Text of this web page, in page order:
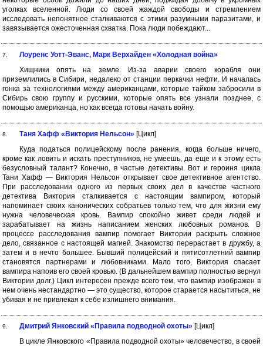
уголках вселенной. Люди со своей жаждой свободы и стремлением
исследовать непонятное сталкиваются с этими разумными паразитами, и
завязывается ожесточенная схватка. Пока люди побеждают...
7.
Лоуренс Уотт-Эванс, Марк Верхайден «Холодная война»
Хищники опять на земле. Из-за аварии своего корабля они
приземлились в Сибири, недалеко от станции перкачки нефти. И началась
гонка за технологиями между американцами, которые тайком забросили в
Сибирь свою группу и русскими, которые опять все узнали позднее, с
помощью американца, но как всегда готовы начать войну.
8. Таня Хафф «Виктория Нельсон» [Цикл]
Куда податься полицейскому после ранения, когда больше ничего,
кроме как ловить и искать преступников, не умеешь, да еще и к этому есть
безусловный талант? Конечно, в частые детективы. Вот и героиня цикла
Тани Хафф — Виктория Нельсон открывает свое детективное агентство.
При расследовании одного из первых своих дел в качестве частного
детектива Виктория сталкивается с настоящим вампиром, который
напоминает своих канонических собратьев только тем, что для жизни ему
нужна человеческая кровь. Вампир спокойно живет среди людей и
зарабатывает на жизнь написанием женских любовных романов. В
процессе расследования вампир помогает Виктории раскрыть сложное
дело, связанное с настоящей магией. Знакомство перерастает в дружбу, а
затем и в нечто большее. Бывший полицейский и пятисотлетний вампир
становятся партнерами и любовниками. Мало того, Виктория спасает
вампира напоив его своей кровью. (В дальнейшем вампир полностью вернул
Виктории долг.) Цикл интересен прежде всего тем, что вампир изображен в
нем очень нестандартно — это существо, которое старается насытиться, не
убивая и не привлекая к себе излишнего внимания.
9. Дмитрий Янковский «Правила подводной охоты» [Цикл]
В цикле Янковского «Правила подводной охоты» человечество, в своей